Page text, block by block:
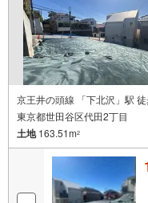
京王井の頭線 「下北沢」駅
東京都世田谷区代田2丁目
土地163.51m2